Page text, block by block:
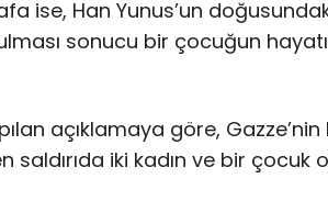
ise, Han Yunus’un
sonucu bir çocuğun
açıklamaya göre,
iki kadın ve bir çocuk